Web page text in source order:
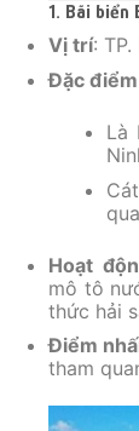
1. Bãi biển
Vị trí:
Đặc
Là
Hoạt
mô tô
thức hải
Điểm
tham